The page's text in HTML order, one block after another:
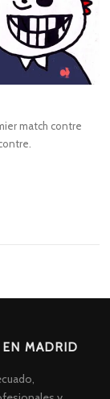
match contre
EN MADRID